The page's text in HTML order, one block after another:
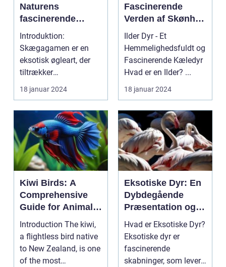
Naturens
fascinerende
krybdyr
Introduktion:
Skægagamen er en
eksotisk øgleart, der
tiltrækker
opmærksomhed fra
dyreejere og dyreel...
18 januar 2024
Fascinerende
Verden af Skønhed
og Energi
Ilder Dyr - Et
Hemmelighedsfuldt og
Fascinerende Kæledyr
Hvad er en Ilder? ...
18 januar 2024
Kiwi Birds: A
Comprehensive
Guide for Animal
Lovers
Introduction The kiwi,
a flightless bird native
to New Zealand, is one
of the most
Eksotiske Dyr: En
Dybdegående
Præsentation og
Historisk
Gennemgang
Hvad er Eksotiske Dyr?
Eksotiske dyr er
fascinerende
skabninger, som lever